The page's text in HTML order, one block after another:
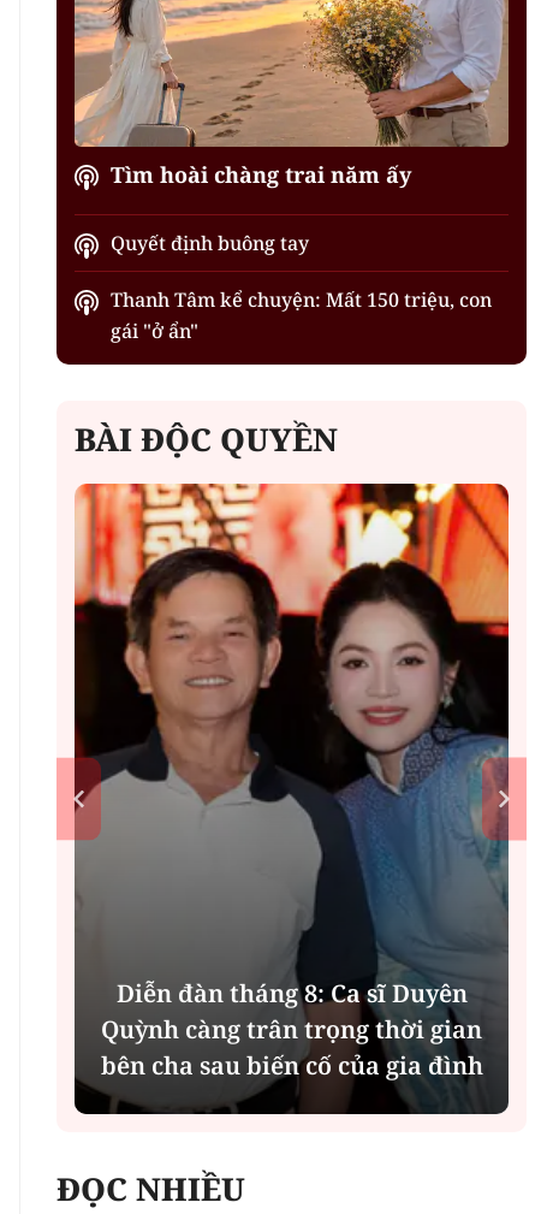
Tìm hoài chàng trai năm ấy
Quyết định buông tay
Thanh Tâm kể chuyện: Mất 150 triệu, con
gái "ở ẩn"
BÀI ĐỘC QUYỀN
Diễn đàn tháng 8: Ca sĩ Duyên
Quỳnh càng trân trọng thời gian
bên cha sau biến cố của gia đình
ĐỌC NHIỀU